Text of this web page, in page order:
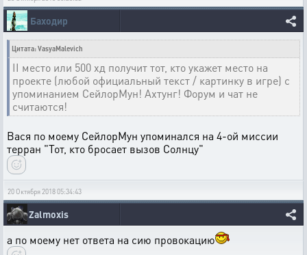
Баходир
Цитата: VasyaMalevich
II место или 500 хд получит тот, кто укажет место на
проекте (любой официальный текст / картинку в игре) с
упоминанием СейлорМун! Ахтунг! Форум и чат не
считаются!
Вася по моему СейлорМун упоминался на 4-ой миссии
терран "Тот, кто бросает вызов Солнцу"
20 Октября 2018 05:34:43
Zalmoxis
а по моему нет ответа на сию провокацию